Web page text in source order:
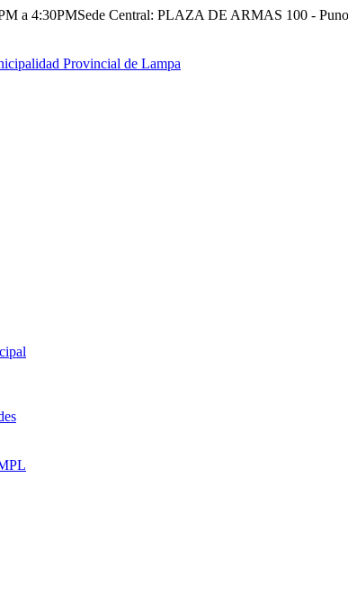
a 4:30PMSede Central: PLAZA DE ARMAS 100 -